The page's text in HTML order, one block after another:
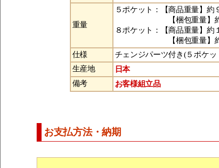
重量
５ポケット：【商品重量】約
【梱包重量】約
８ポケット：【商品重量】約
【梱包重量】約
仕様
チェンジパーツ付き(５ポケ
生産地
日本
備考 お客様組立品
お支払方法・納期